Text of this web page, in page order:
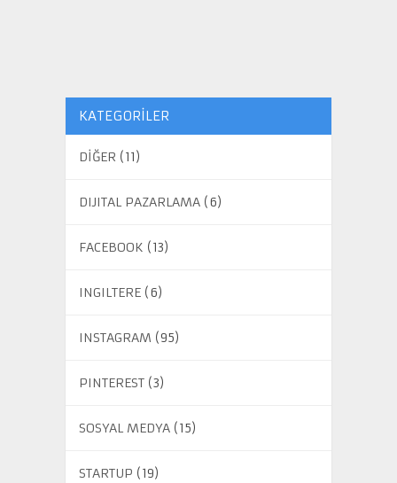
KATEGORILER
DİĞER (11)
DIJITAL PAZARLAMA(6)
FACEBOOK (13)
INGILTERE(6)
INSTAGRAM (95)
PINTEREST(3)
SOSYAL MEDYA(15)
STARTUP (19)